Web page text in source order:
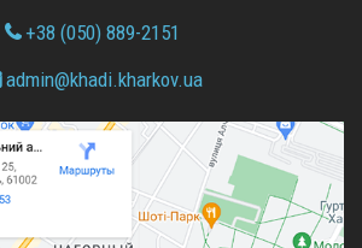
+38 (050) 889-2151
admin@khadi.kharkov.ua